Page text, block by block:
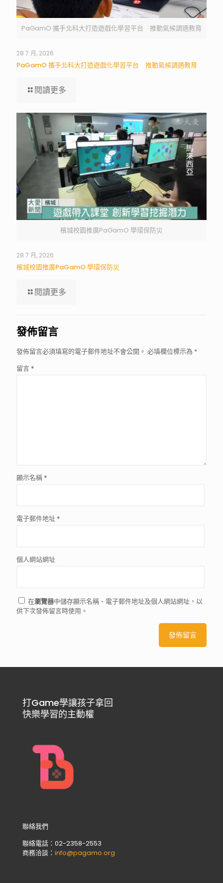
PaGamO 攜手北科大打造遊戲化學習平台 推動氣候調適教育
28 7 月, 2026
PaGamO 攜手北科大打造遊戲化學習平台 推動氣候調適教育
閱讀更多
檳城校園推廣PaGamO 學環保防災
28 7 月, 2026
檳城校園推廣PaGamO 學環保防災
閱讀更多
發佈留言
發佈留言必須填寫的電子郵件地址不會公開。 必填欄位標示為 *
留言 *
顯示名稱 *
電子郵件地址 *
個人網站網址
在瀏覽器中儲存顯示名稱、電子郵件地址及個人網站網址，以
供下次發佈留言時使用。
打Game學讓孩子拿回
快樂學習的主動權
聯絡我們
聯絡電話：02-2358-2553
商務洽談： info@pagamo.org